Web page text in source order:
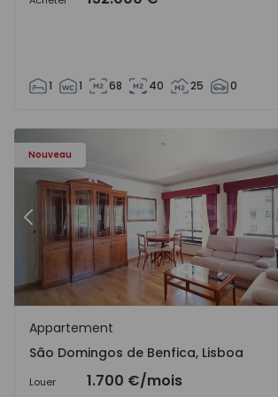
1 1 68 40 25 0
Nouveau
Précédent
São Domingos de Benfica, Lisboa
Appartement
São Domingos de Benfica, Lisboa
Louer 1.700 €/mois